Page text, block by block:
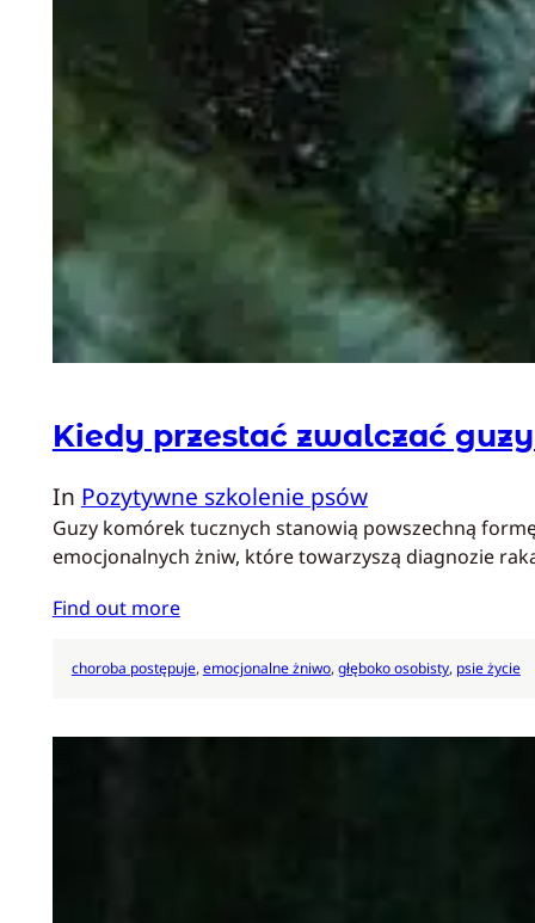
Kiedy przestać zwalczać
In Pozytywne szkolenie psów
Guzy komórek tucznych stanowią powszechną
emocjonalnych żniw, które towarzyszą diagnozie
Find out more
choroba postępuje, emocjonalne żniwo, głęboko osobisty, psie życie